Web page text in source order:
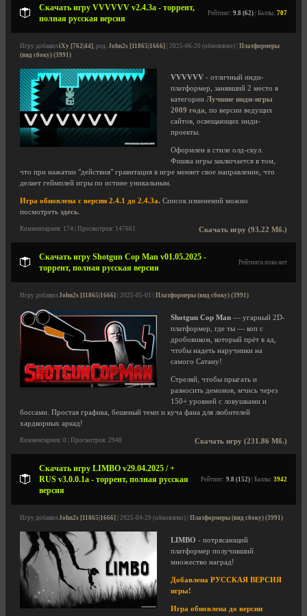
Скачать игру VVVVVV v2.4.3a - торрент,
полная русская версия
Рейтинг: 9.8 (62) | Баллы: 707
Игру добавил iXy [762|44], ред. John2s [11865|1666] | 2025-06-20 (обновлено) | Платформеры
(вид сбоку) (3991)
VVVVVV - отличный инди-
платформер, занявший 2 место в
категории Лучшие инди-игры
2009 года , по версии ведущих
сайтов, освещающих инди-
проекты.
Оформлен в стиле олд-скул.
Фишка игры заключается в том,
что при нажатии "действия" гравитация в игре меняет свое направление, что
делает геймплей игры по истине уникальным.
Игра обновлена с версии 2.4.1 до 2.4.3a. Список изменений можно
посмотреть здесь
Скачать игру (93.22 Мб.)
Комментариев: 174 | Просмотров: 147661
Скачать игру Shotgun Cop Man v01.05.2025 -
торрент, полная русская версия
Рейтинга пока нет
Игру добавил John2s [11865|1666] | 2025-05-01 | Платформеры (вид сбоку) (3991)
Shotgun Cop Man — угарный 2D-
платформер, где ты — коп с
дробовиком, который прёт в ад,
чтобы надеть наручники на
самого Сатану!
Стреляй, чтобы прыгать и
разносить демонов, мчись через
150+ уровней с ловушками и
боссами. Простая графика, бешеный темп и куча фана для любителей
хардкорных аркад!
Скачать игру (231.86 Мб.)
Комментариев: 0 | Просмотров: 2948
Скачать игру LIMBO v29.04.2025 / +
RUS v3.0.0.1a - торрент, полная русская
версия
Рейтинг: 9.8 (152) | Баллы: 3942
Игру добавил John2s [11865|1666] | 2025-04-29 (обновлено) | Платформеры (вид сбоку) (3991)
LIMBO - потрясающий
платформер получивший
множество наград!
Добавлена РУССКАЯ ВЕРСИЯ
игры!
Игра обновлена до версии